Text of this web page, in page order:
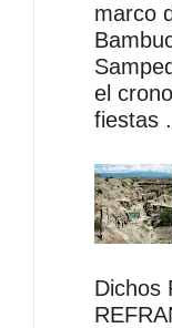
marco
el
fiestas
Dichos